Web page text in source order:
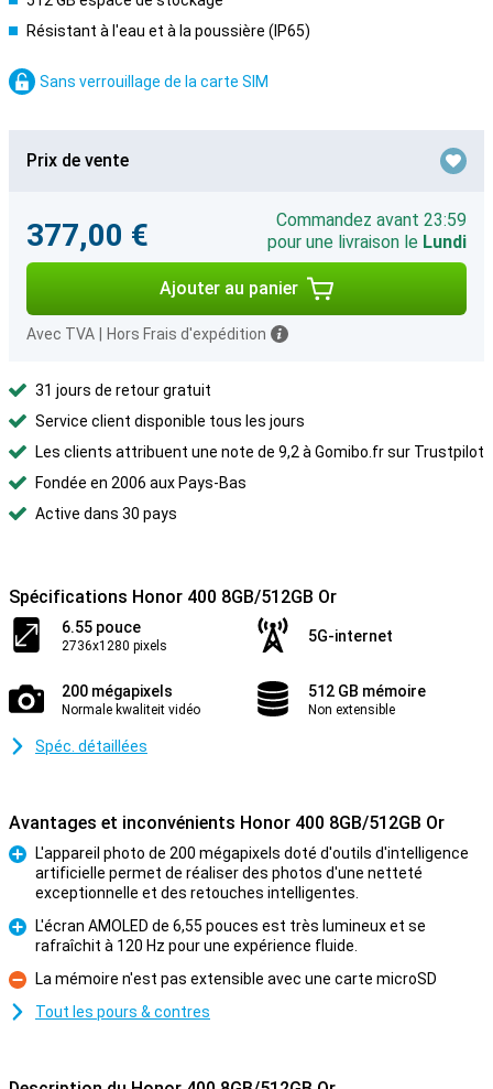
Résistant à l'eau et à la poussière (IP65)
Sans verrouillage de la carte SIM
Prix de vente
377,00 €
Commandez avant 23:59
pour une livraison le Lundi
Ajouter au panier
Avec TVA Hors Frais d'expédition
31 jours de retour gratuit
Service client disponible tous les jours
Les clients attribuent une note de 9,2 à Gomibo.fr sur Trustpilot
Fondée en 2006 aux Pays-Bas
Active dans 30 pays
Spécifications Honor 400 8GB/512GB Or
6.55 pouce
2736x1280 pixels
5G-internet
200 mégapixels
Normale kwaliteit vidéo
512 GB mémoire
Non extensible
Spéc. détaillées
Avantages et inconvénients Honor 400 8GB/512GB Or
Pour
L'appareil photo de 200 mégapixels doté d'outils d'intelligence
artificielle permet de réaliser des photos d'une netteté
exceptionnelle et des retouches intelligentes.
Pour
L'écran AMOLED de 6,55 pouces est très lumineux et se
rafraîchit à 120 Hz pour une expérience fluide.
Contre
La mémoire n'est pas extensible avec une carte microSD
Tout les pours & contres